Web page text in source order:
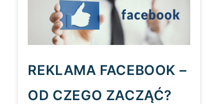
REKLAMA FACEBOOK –
OD CZEGO ZACZĄĆ?